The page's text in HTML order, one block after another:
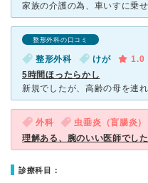
整形外科の口コミ
整形外科 けが
1.0
5時間ほったらかし
外科 虫垂炎（盲腸炎）
理解ある、腕のいい医師でした
診療科目：